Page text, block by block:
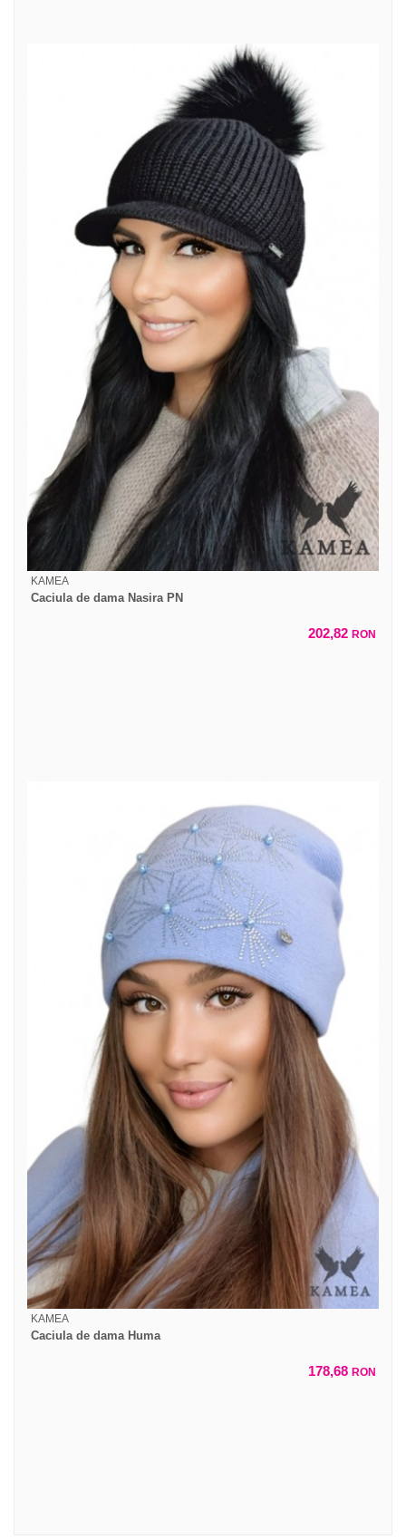
KAMEA
Caciula de dama Nasira PN
202,82 RON
KAMEA
Caciula de dama Huma
178,68 RON